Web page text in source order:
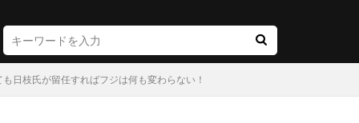
日枝氏が留任すればフジは何も変わらない！